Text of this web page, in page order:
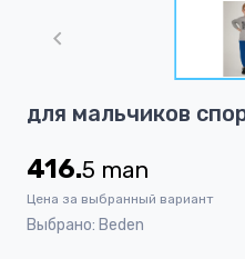
1
6
для мальчиков
416.5 man
Цена за выбранный вариант
Выбрано: Beden